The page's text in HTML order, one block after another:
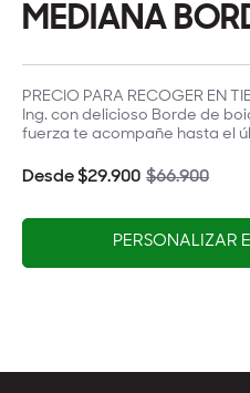
MEDIANA
PRECIO PARA RECOGER EN
Ing. con delicioso Borde de
fuerza te acompañe hasta el
Desde $29.900 $66.900
PERSONALIZAR